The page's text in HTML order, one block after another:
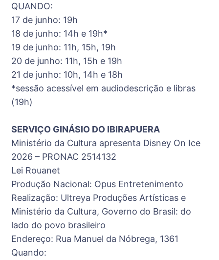
QUANDO:
17 de junho: 19h
18 de junho: 14h e 19h*
19 de junho: 11h, 15h, 19h
20 de junho: 11h, 15h e 19h
21 de junho: 10h, 14h e 18h
*sessão acessível em audiodescrição e libras
(19h)
SERVIÇO GINÁSIO DO IBIRAPUERA
Ministério da Cultura apresenta Disney On Ice
2026 – PRONAC 2514132
Lei Rouanet
Produção Nacional: Opus Entretenimento
Realização: Ultreya Produções Artísticas e
Ministério da Cultura, Governo do Brasil: do
lado do povo brasileiro
Endereço: Rua Manuel da Nóbrega, 1361
Quando: